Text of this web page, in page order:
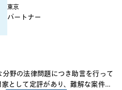
東京
パートナー
野の法律問題につき助言を行って
として定評があり、難解な案件に